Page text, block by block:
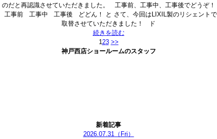
のだと再認識させていただきました。 工事前、工事中、工事後でどうぞ！
工事前 工事中 工事後 どどん！ と さて、今回はLIXIL製のリシェントで
取替させていただきました！ ド
続きを読む
123 >>
神戸西店ショールームのスタッフ
新着記事
2026.07.31（Fri）